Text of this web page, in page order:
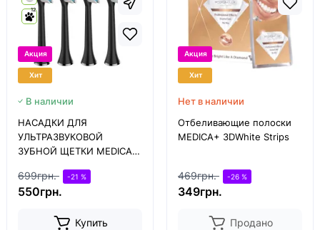
12
Акция
Хит
В наличии
НАСАДКИ ДЛЯ
УЛЬТРАЗВУКОВОЙ
ЗУБНОЙ ЩЕТКИ MEDICA +
(ULTASONIC) BLACK (4
ШТУКИ)
699грн. -21 %
550грн.
Купить
Акция
Хит
Нет в наличии
Отбеливающие полоски
MEDICA+ 3DWhite Strips
469грн. -26 %
349грн.
Продано